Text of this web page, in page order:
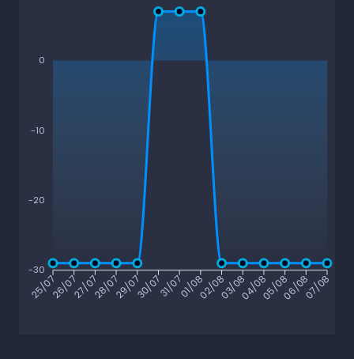
0
-10
-20
-30
25/0726/0727/0728/0729/0730/0731/0701/0802/0803/0804/0805/0806/0807/08